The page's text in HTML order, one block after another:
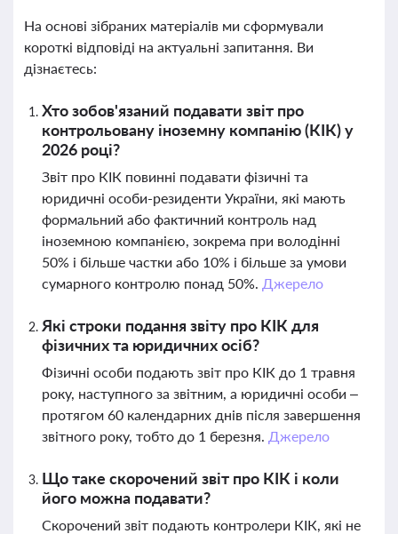
На основі зібраних матеріалів ми сформували
короткі відповіді на актуальні запитання. Ви
дізнаєтесь:
Хто зобов'язаний подавати звіт про
контрольовану іноземну компанію (КІК) у
2026 році?
Звіт про КІК повинні подавати фізичні та
юридичні особи-резиденти України, які мають
формальний або фактичний контроль над
іноземною компанією, зокрема при володінні
50% і більше частки або 10% і більше за умови
сумарного контролю понад 50%. Джерело
Які строки подання звіту про КІК для
фізичних та юридичних осіб?
Фізичні особи подають звіт про КІК до 1 травня
року, наступного за звітним, а юридичні особи –
протягом 60 календарних днів після завершення
звітного року, тобто до 1 березня. Джерело
Що таке скорочений звіт про КІК і коли
його можна подавати?
Скорочений звіт подають контролери КІК, які не